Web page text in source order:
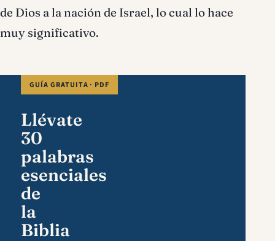
de Dios a la nación de Israel, lo cual lo hace
muy significativo.
GUÍA GRATUITA · PDF
Llévate
30
palabras
esenciales
de
la
Biblia